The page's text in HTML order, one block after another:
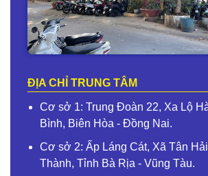
ĐỊA CHỈ TRUNG TÂM
Cơ sở 1: Trung Đoàn 22, Xa Lộ
Bình, Biên Hòa - Đồng Nai.
Cơ sở 2: Ấp Láng Cát, Xã Tân
Thành, Tỉnh Bà Rịa - Vũng Tàu.